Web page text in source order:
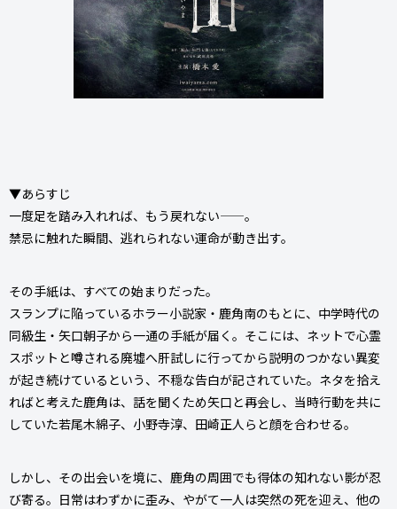
▼あらすじ
一度足を踏み入れれば、もう戻れない——。
禁忌に触れた瞬間、逃れられない運命が動き出す。
その手紙は、すべての始まりだった。
スランプに陥っているホラー小説家・鹿角南のもとに、中学時代の
同級生・矢口朝子から一通の手紙が届く。そこには、ネットで心霊
スポットと噂される廃墟へ肝試しに行ってから説明のつかない異変
が起き続けているという、不穏な告白が記されていた。ネタを拾え
ればと考えた鹿角は、話を聞くため矢口と再会し、当時行動を共に
していた若尾木綿子、小野寺淳、田崎正人らと顔を合わせる。
しかし、その出会いを境に、鹿角の周囲でも得体の知れない影が忍
び寄る。日常はわずかに歪み、やがて一人は突然の死を迎え、他の